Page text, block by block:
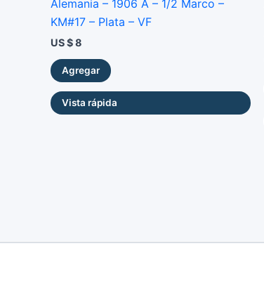
Alemania – 1906 A – 1/2 Marco –
KM#17 – Plata – VF
US $8
Agregar
Vista rápida